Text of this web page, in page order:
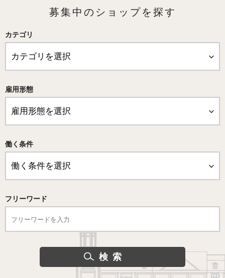
募集中のショップを探す
カテゴリ
雇用形態
働く条件
フリーワード